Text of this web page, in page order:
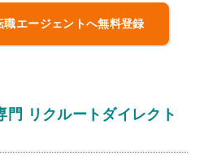
職エージェントへ無料登録
門 リクルートダイレクト